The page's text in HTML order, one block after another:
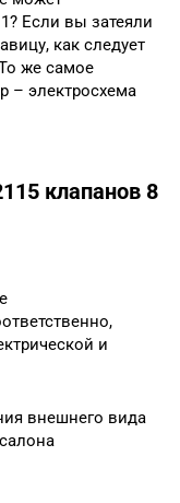
Если вы затеяли
как следует
же самое
– электросхема
клапанов 8
и
внешнего вида